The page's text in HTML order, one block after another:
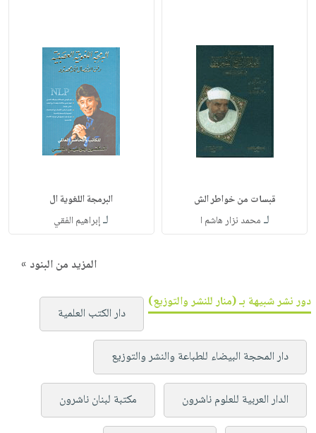
قبسات من خواطر الش
لـ محمد نزار هاشم ا
البرمجة اللغوية ال
لـإبراهيم الفقي
المزيد من البنود »
دور نشر شبيهة بـ (منار للنشر والتوزيع)
دار الكتب العلمية
دار المحجة البيضاء للطباعة والنشر والتوزيع
الدار العربية للعلوم ناشرون مكتبة لبنان ناشرون